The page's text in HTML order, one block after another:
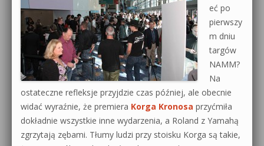
eć po
pierwszy
m dniu
targów
NAMM?
Na
ostateczne refleksje przyjdzie czas później, ale obecnie
widać wyraźnie, że premiera Korga Kronosa przyćmiła
dokładnie wszystkie inne wydarzenia, a Roland z Yamahą
zgrzytają zębami. Tłumy ludzi przy stoisku Korga są takie,